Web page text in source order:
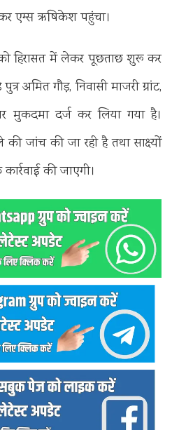
एम्स ऋषिकेश पहुंचा।
हिरासत में लेकर पूछताछ शुरू कर
अमित गौड़, निवासी माजरी ग्रांट,
मुकदमा दर्ज कर लिया गया है।
जांच की जा रही है तथा साक्ष्यों
की जाएगी।